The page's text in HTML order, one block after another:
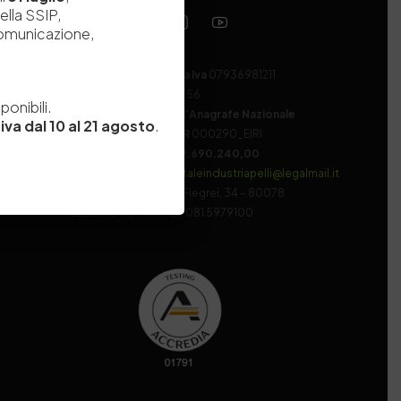
Codice fiscale e Partita Iva 07936981211
Codice di iscrizione all’Anagrafe Nazionale
delle Ricerche del MIUR
000290_EIRI
9.690.240,00
stazionesperimentaleindustriapelli@legalmail.it
Via Campi Flegrei, 34 – 80078
Pozzuoli (NA) – Tel. +39 081 5979100
SSIP,
dal 10 al 21 agosto.